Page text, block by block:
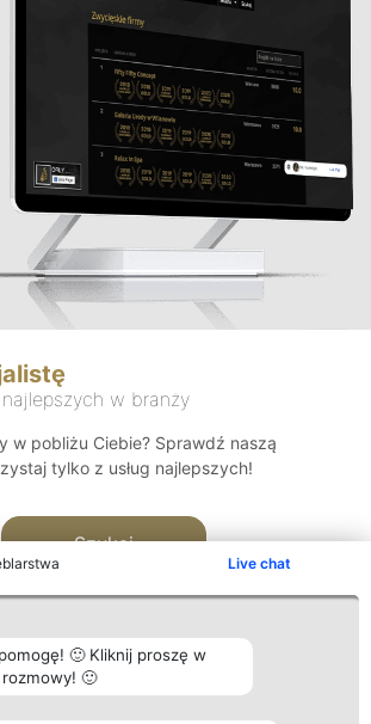
Live chat
🙂 Kliknij proszę w
🙂
w branży
w pobliżu Ciebie? Sprawdź naszą
tylko z usług najlepszych!
Szukaj
Plebiscyt Kontakt